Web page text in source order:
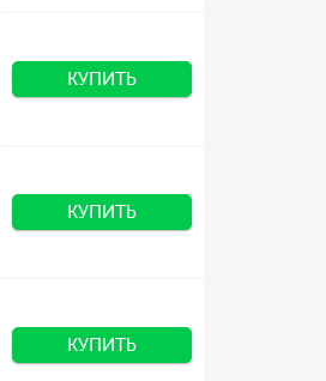
КУПИТЬ
КУПИТЬ
КУПИТЬ